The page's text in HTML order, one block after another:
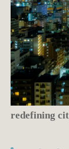
redefining